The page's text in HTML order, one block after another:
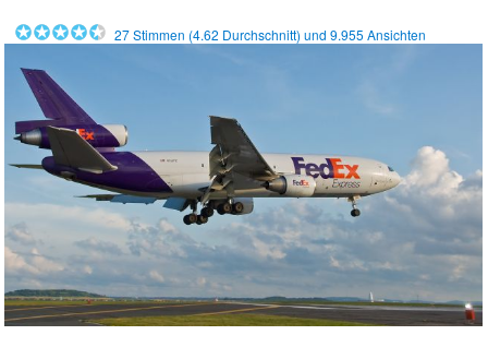
27Stimmen (4.62 Durchschnitt) und9.955 Ansichten